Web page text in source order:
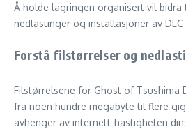
Å holde lagringen organisert vil bidra
nedlastinger og installasjoner av
Forstå filstørrelser og
Filstørrelsene for Ghost of Tsushima
fra noen hundre megabyte til flere
avhenger av internett-hastigheten din: